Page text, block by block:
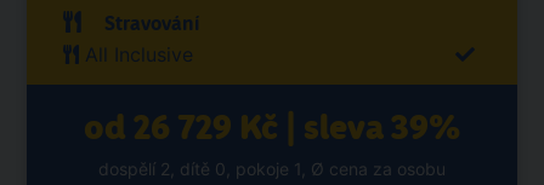
Stravování
All Inclusive
od 26 729 Kč | sleva 39%
dospělí 2, dítě 0, pokoje 1, Ø cena za osobu